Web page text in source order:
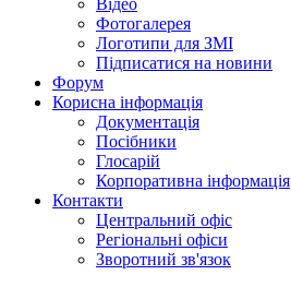
Відео
Фотогалерея
Логотипи для ЗМІ
Підписатися на новини
Форум
Корисна інформація
Документація
Посібники
Глосарій
Корпоративна інформація
Контакти
Центральний офіс
Регіональні офіси
Зворотний зв'язок